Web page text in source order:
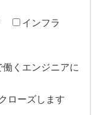
インフラ
くエンジニアに
ローズします